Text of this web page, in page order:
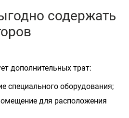
содержать
дополнительных трат:
специального оборудования;
для расположения